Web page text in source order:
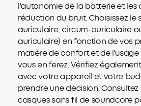
l'autonomie de la batterie et les
réduction du bruit. Choisissez le
auriculaire, circum-auriculaire
auriculaire) en fonction de vos
matière de confort et de
vous en ferez. Vérifiez
avec votre appareil et votre
prendre une décision.
casques sans fil de soundcore